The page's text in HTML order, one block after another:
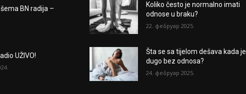
BN radija –
UŽIVO!
Koliko često je normalno imati
odnose u braku?
22. фебруар 2025.
Šta se sa tijelom dešava kada je
dugo bez odnosa?
24. фебруар 2025.